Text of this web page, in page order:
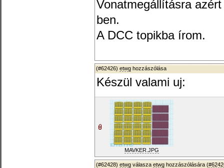
Vonatmegállításra
ben.
A DCC topikba írom.
(#62426) etwg hozzászólása
Készül valami uj:
MAVKER.JPG
(#62428) etwg válasza etwg hozzászólására (